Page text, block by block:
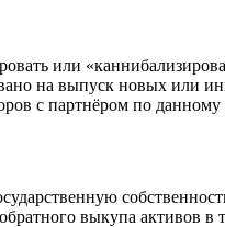
или
на выпуск новых или
с партнёром по данному
выкупа активов в